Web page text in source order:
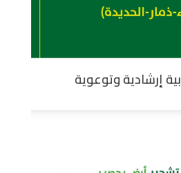
إرشادية وتوعوية